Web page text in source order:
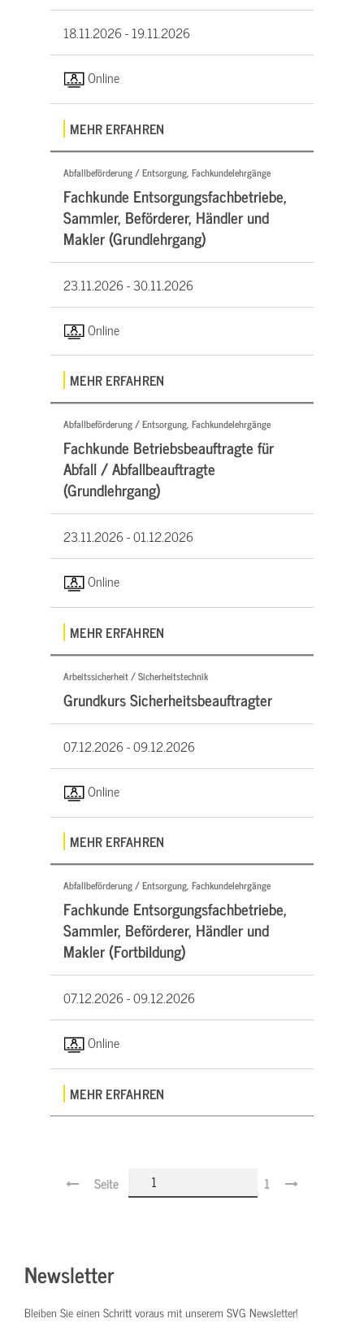
18.11.2026 -19.11.2026
Online
MEHR ERFAHREN
Abfallbeförderung / Entsorgung, Fachkundelehrgänge
Fachkunde Entsorgungsfachbetriebe,
Sammler, Beförderer, Händler und
Makler (Grundlehrgang)
23.11.2026 -30.11.2026
Online
MEHR ERFAHREN
Abfallbeförderung / Entsorgung, Fachkundelehrgänge
Fachkunde Betriebsbeauftragte für
Abfall / Abfallbeauftragte
(Grundlehrgang)
23.11.2026 -01.12.2026
Online
MEHR ERFAHREN
Arbeitssicherheit / Sicherheitstechnik
Grundkurs Sicherheitsbeauftragter
07.12.2026 -09.12.2026
Online
MEHR ERFAHREN
Abfallbeförderung / Entsorgung, Fachkundelehrgänge
Fachkunde Entsorgungsfachbetriebe,
Sammler, Beförderer, Händler und
Makler (Fortbildung)
07.12.2026 -09.12.2026
Online
MEHR ERFAHREN
Seite 1
Newsletter
Bleiben Sie einen Schritt voraus mit unserem SVG Newsletter!